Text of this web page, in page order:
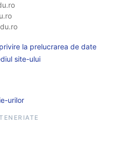
la prelucrarea de date
site-ului
urilor